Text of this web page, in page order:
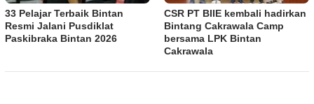
33 Pelajar Terbaik Bintan
Resmi Jalani Pusdiklat
Paskibraka Bintan 2026
CSR PT BIIE kembali hadirkan
Bintang Cakrawala Camp
bersama LPK Bintan
Cakrawala